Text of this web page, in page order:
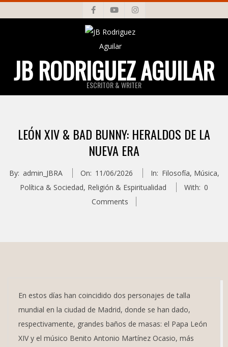
to
JB RODRIGUEZ AGUILAR
ESCRITOR & WRITER
MenuLEÓN XIV & BAD BUNNY: HERALDOS DE LA
NUEVA ERA
By: admin_JBRA On: 11/06/2026 In: Filosofía, Música,
Política & Sociedad, Religión & Espiritualidad With: 0
Comments
En estos días han coincidido dos personajes de talla
mundial en la ciudad de Madrid, donde se han dado,
respectivamente, grandes baños de masas: el Papa León
XIV y el músico Benito Antonio Martínez Ocasio, más